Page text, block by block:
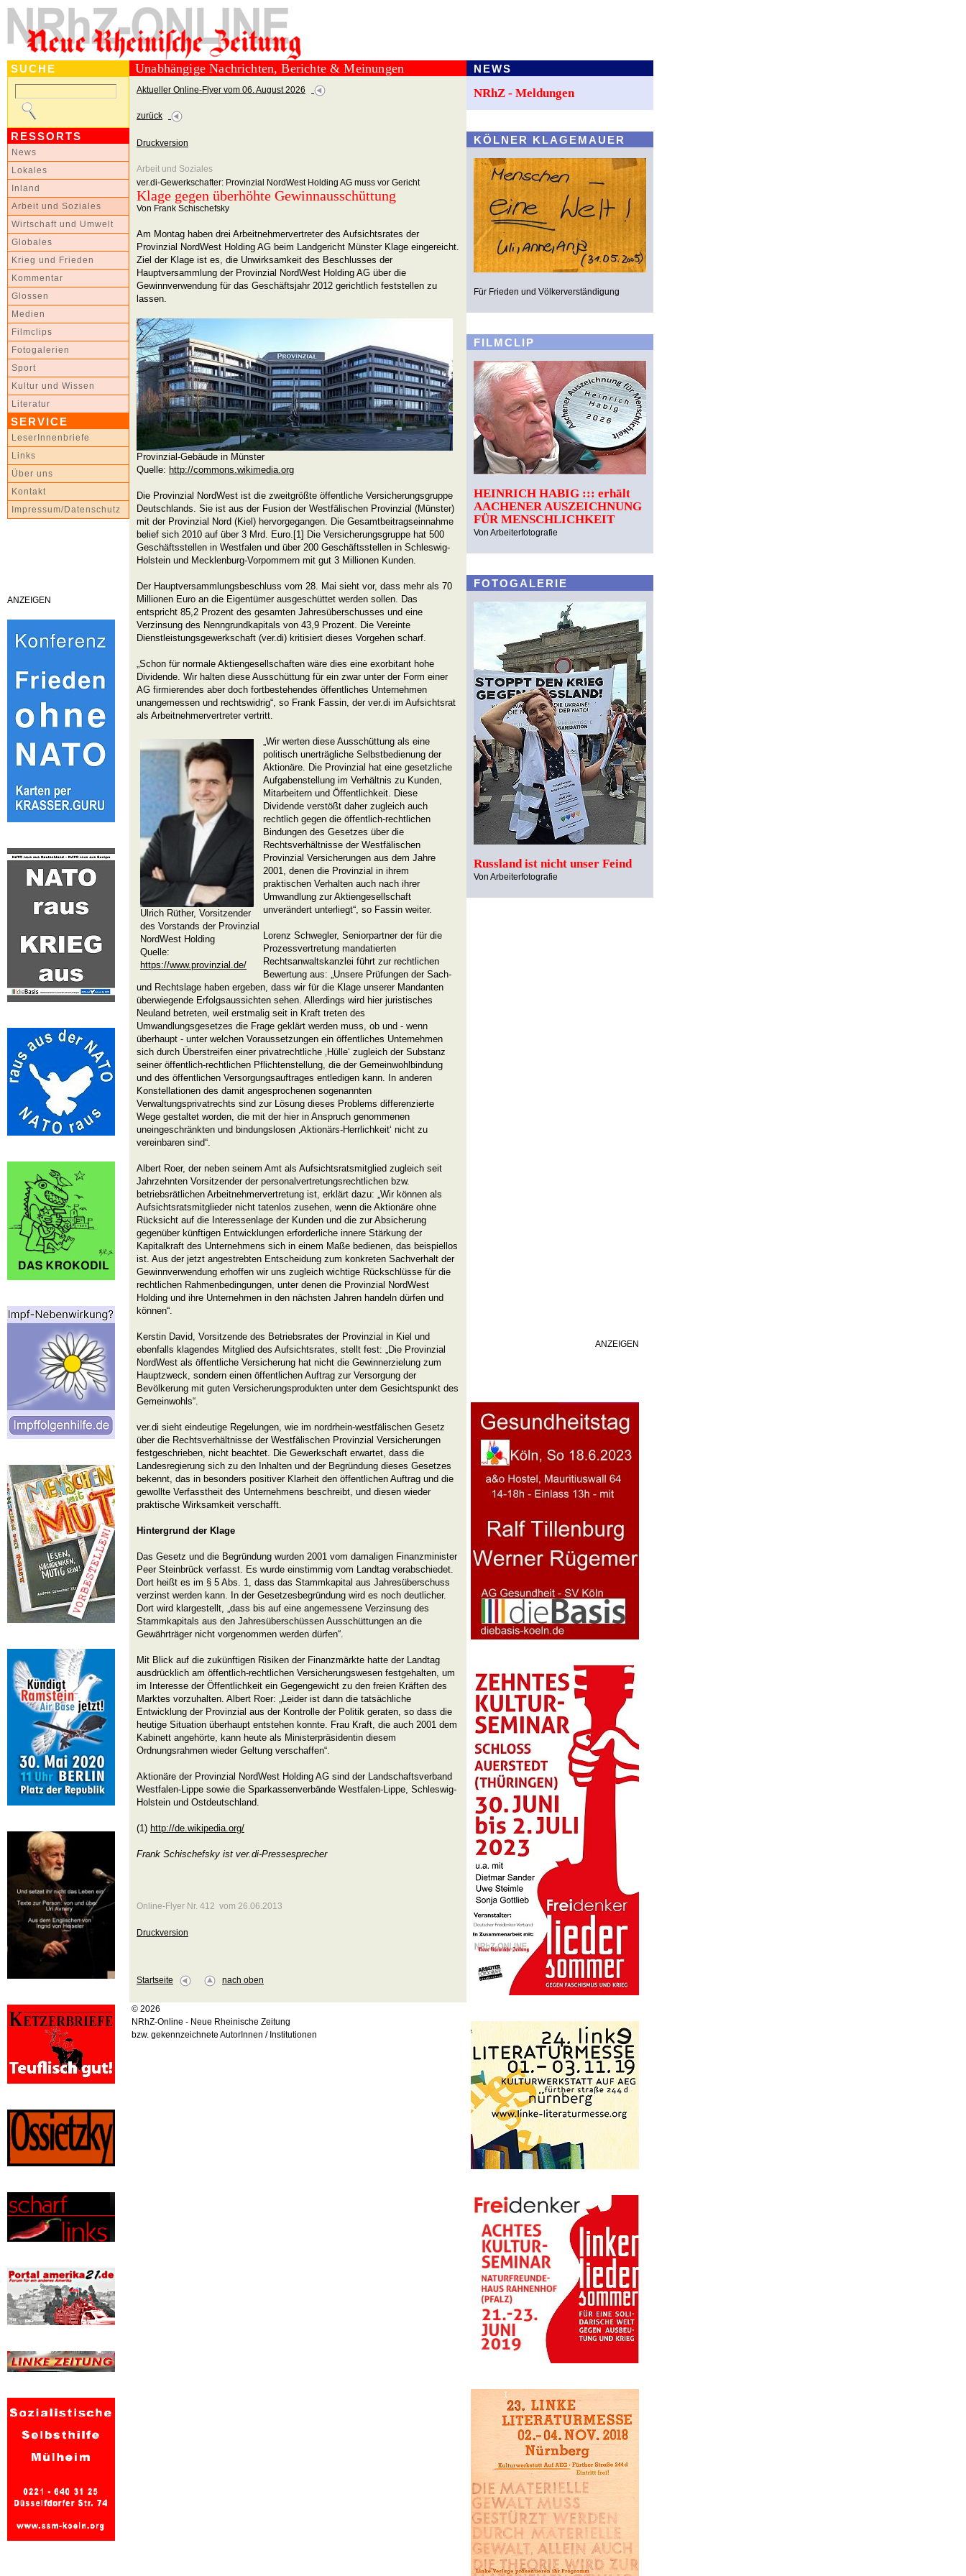
SUCHE
RESSORTS
News
Lokales
Inland
Arbeit und Soziales
Wirtschaft und Umwelt
Globales
Krieg und Frieden
Kommentar
Glossen
Medien
Filmclips
Fotogalerien
Sport
Kultur und Wissen
Literatur
SERVICE
LeserInnenbriefe
Links
Über uns
Kontakt
Impressum/Datenschutz
ANZEIGEN
Unabhängige Nachrichten, Berichte & Meinungen
Aktueller Online-Flyer vom 06. August 2026
zurück
Druckversion
Arbeit und Soziales
ver.di-Gewerkschafter: Provinzial NordWest Holding AG muss vor Gericht
Klage gegen überhöhte Gewinnausschüttung
Von Frank Schischefsky
Am Montag haben drei Arbeitnehmervertreter des Aufsichtsrates der
Provinzial NordWest Holding AG beim Landgericht Münster Klage eingereicht.
Ziel der Klage ist es, die Unwirksamkeit des Beschlusses der
Hauptversammlung der Provinzial NordWest Holding AG über die
Gewinnverwendung für das Geschäftsjahr 2012 gerichtlich feststellen zu
lassen.
Provinzial-Gebäude in Münster
Quelle: http://commons.wikimedia.org
Die Provinzial NordWest ist die zweitgrößte öffentliche Versicherungsgruppe
Deutschlands. Sie ist aus der Fusion der Westfälischen Provinzial (Münster)
mit der Provinzial Nord (Kiel) hervorgegangen. Die Gesamtbeitragseinnahme
belief sich 2010 auf über 3 Mrd. Euro.[1] Die Versicherungsgruppe hat 500
Geschäftsstellen in Westfalen und über 200 Geschäftsstellen in Schleswig-
Holstein und Mecklenburg-Vorpommern mit gut 3 Millionen Kunden.
Der Hauptversammlungsbeschluss vom 28. Mai sieht vor, dass mehr als 70
Millionen Euro an die Eigentümer ausgeschüttet werden sollen. Das
entspricht 85,2 Prozent des gesamten Jahresüberschusses und eine
Verzinsung des Nenngrundkapitals von 43,9 Prozent. Die Vereinte
Dienstleistungsgewerkschaft (ver.di) kritisiert dieses Vorgehen scharf.
„Schon für normale Aktiengesellschaften wäre dies eine exorbitant hohe
Dividende. Wir halten diese Ausschüttung für ein zwar unter der Form einer
AG firmierendes aber doch fortbestehendes öffentliches Unternehmen
unangemessen und rechtswidrig“, so Frank Fassin, der ver.di im Aufsichtsrat
als Arbeitnehmervertreter vertritt.
Ulrich Rüther, Vorsitzender
des Vorstands der Provinzial
NordWest Holding
Quelle:
https://www.provinzial.de/
„Wir werten diese Ausschüttung als eine
politisch unerträgliche Selbstbedienung der
Aktionäre. Die Provinzial hat eine gesetzliche
Aufgabenstellung im Verhältnis zu Kunden,
Mitarbeitern und Öffentlichkeit. Diese
Dividende verstößt daher zugleich auch
rechtlich gegen die öffentlich-rechtlichen
Bindungen des Gesetzes über die
Rechtsverhältnisse der Westfälischen
Provinzial Versicherungen aus dem Jahre
2001, denen die Provinzial in ihrem
praktischen Verhalten auch nach ihrer
Umwandlung zur Aktiengesellschaft
unverändert unterliegt“, so Fassin weiter.
Lorenz Schwegler, Seniorpartner der für die
Prozessvertretung mandatierten
Rechtsanwaltskanzlei führt zur rechtlichen
Bewertung aus: „Unsere Prüfungen der Sach-
und Rechtslage haben ergeben, dass wir für die Klage unserer Mandanten
überwiegende Erfolgsaussichten sehen. Allerdings wird hier juristisches
Neuland betreten, weil erstmalig seit in Kraft treten des
Umwandlungsgesetzes die Frage geklärt werden muss, ob und - wenn
überhaupt - unter welchen Voraussetzungen ein öffentliches Unternehmen
sich durch Überstreifen einer privatrechtliche ‚Hülle‘ zugleich der Substanz
seiner öffentlich-rechtlichen Pflichtenstellung, die der Gemeinwohlbindung
und des öffentlichen Versorgungsauftrages entledigen kann. In anderen
Konstellationen des damit angesprochenen sogenannten
Verwaltungsprivatrechts sind zur Lösung dieses Problems differenzierte
Wege gestaltet worden, die mit der hier in Anspruch genommenen
uneingeschränkten und bindungslosen ‚Aktionärs-Herrlichkeit‘ nicht zu
vereinbaren sind“.
Albert Roer, der neben seinem Amt als Aufsichtsratsmitglied zugleich seit
Jahrzehnten Vorsitzender der personalvertretungsrechtlichen bzw.
betriebsrätlichen Arbeitnehmervertretung ist, erklärt dazu: „Wir können als
Aufsichtsratsmitglieder nicht tatenlos zusehen, wenn die Aktionäre ohne
Rücksicht auf die Interessenlage der Kunden und die zur Absicherung
gegenüber künftigen Entwicklungen erforderliche innere Stärkung der
Kapitalkraft des Unternehmens sich in einem Maße bedienen, das beispiellos
ist. Aus der jetzt angestrebten Entscheidung zum konkreten Sachverhalt der
Gewinnverwendung erhoffen wir uns zugleich wichtige Rückschlüsse für die
rechtlichen Rahmenbedingungen, unter denen die Provinzial NordWest
Holding und ihre Unternehmen in den nächsten Jahren handeln dürfen und
können“.
Kerstin David, Vorsitzende des Betriebsrates der Provinzial in Kiel und
ebenfalls klagendes Mitglied des Aufsichtsrates, stellt fest: „Die Provinzial
NordWest als öffentliche Versicherung hat nicht die Gewinnerzielung zum
Hauptzweck, sondern einen öffentlichen Auftrag zur Versorgung der
Bevölkerung mit guten Versicherungsprodukten unter dem Gesichtspunkt des
Gemeinwohls“.
ver.di sieht eindeutige Regelungen, wie im nordrhein-westfälischen Gesetz
über die Rechtsverhältnisse der Westfälischen Provinzial Versicherungen
festgeschrieben, nicht beachtet. Die Gewerkschaft erwartet, dass die
Landesregierung sich zu den Inhalten und der Begründung dieses Gesetzes
bekennt, das in besonders positiver Klarheit den öffentlichen Auftrag und die
gewollte Verfasstheit des Unternehmens beschreibt, und diesen wieder
praktische Wirksamkeit verschafft.
Hintergrund der Klage
Das Gesetz und die Begründung wurden 2001 vom damaligen Finanzminister
Peer Steinbrück verfasst. Es wurde einstimmig vom Landtag verabschiedet.
Dort heißt es im § 5 Abs. 1, dass das Stammkapital aus Jahresüberschuss
verzinst werden kann. In der Gesetzesbegründung wird es noch deutlicher.
Dort wird klargestellt, „dass bis auf eine angemessene Verzinsung des
Stammkapitals aus den Jahresüberschüssen Ausschüttungen an die
Gewährträger nicht vorgenommen werden dürfen“.
Mit Blick auf die zukünftigen Risiken der Finanzmärkte hatte der Landtag
ausdrücklich am öffentlich-rechtlichen Versicherungswesen festgehalten, um
im Interesse der Öffentlichkeit ein Gegengewicht zu den freien Kräften des
Marktes vorzuhalten. Albert Roer: „Leider ist dann die tatsächliche
Entwicklung der Provinzial aus der Kontrolle der Politik geraten, so dass die
heutige Situation überhaupt entstehen konnte. Frau Kraft, die auch 2001 dem
Kabinett angehörte, kann heute als Ministerpräsidentin diesem
Ordnungsrahmen wieder Geltung verschaffen“.
Aktionäre der Provinzial NordWest Holding AG sind der Landschaftsverband
Westfalen-Lippe sowie die Sparkassenverbände Westfalen-Lippe, Schleswig-
Holstein und Ostdeutschland.
(1) http://de.wikipedia.org/
Frank Schischefsky ist ver.di-Pressesprecher
Online-Flyer Nr. 412 vom 26.06.2013
Druckversion
Startseite nach oben
© 2026
NRhZ-Online - Neue Rheinische Zeitung
bzw. gekennzeichnete AutorInnen / Institutionen
NEWS
NRhZ - Meldungen
KÖLNER KLAGEMAUER
Für Frieden und Völkerverständigung
FILMCLIP
HEINRICH HABIG ::: erhält
AACHENER AUSZEICHNUNG
FÜR MENSCHLICHKEIT
Von Arbeiterfotografie
FOTOGALERIE
Russland ist nicht unser Feind
Von Arbeiterfotografie
ANZEIGEN